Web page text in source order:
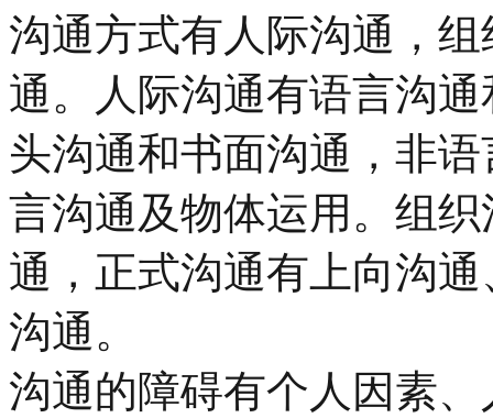
沟通方式有人际沟通，
通。人际沟通有语言沟
头沟通和书面沟通，非
言沟通及物体运用。组
通，正式沟通有上向沟
沟通。
沟通的障碍有个人因素